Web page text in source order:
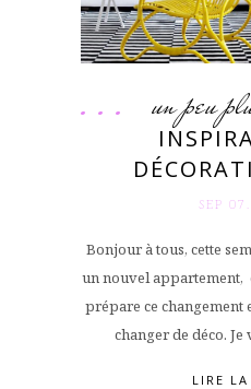
un peu
SEP
Bonjour à tous, cette
un nouvel appartement,
prépare ce changement
changer de déco.
LIRE